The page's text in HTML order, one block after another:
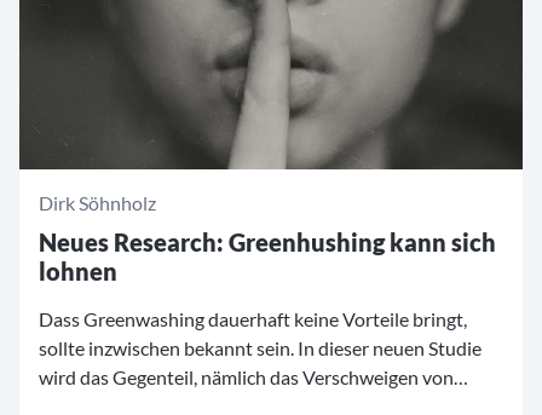
Dirk Söhnholz
Neues Research: Greenhushing kann sich
lohnen
Dass Greenwashing dauerhaft keine Vorteile bringt,
sollte inzwischen bekannt sein. In dieser neuen Studie
wird das Gegenteil, nämlich das Verschweigen von